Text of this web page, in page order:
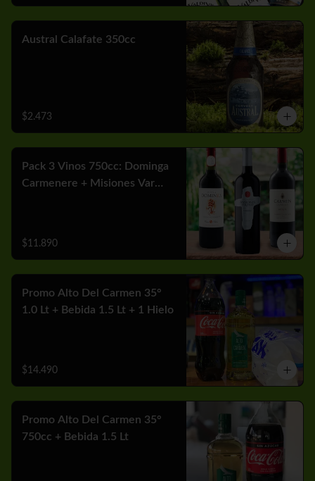
Austral Calafate 350cc
$2.473
Pack 3 Vinos 750cc: Dominga
Carmenere + Misiones Var
$11.890
Promo Alto Del Carmen 35°
1.0 Lt + Bebida 1.5 Lt + 1 Hielo
$14.490
Promo Alto Del Carmen 35°
750cc + Bebida 1.5 Lt